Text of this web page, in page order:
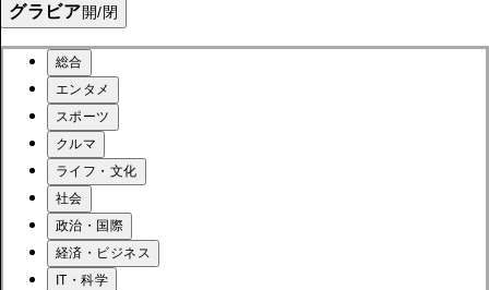
グラビア開/閉
総合
エンタメ
スポーツ
クルマ
ライフ・文化
社会
政治・国際
経済・ビジネス
IT・科学